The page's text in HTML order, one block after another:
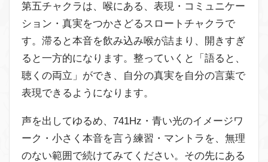
第五チャクラは、喉にある、表現・コミュニケー
ション・真実をつかさどるスロートチャクラで
す。滞ると本音を飲み込み喉が詰まり、開きすぎ
ると一方的になります。整っていくと「語ると、
聴くの両立」ができ、自分の真実を自分の言葉で
表現できるようになります。
声を出してゆるめ、741Hz・青い光のイメージワ
ーク・小さく本音を言う練習・マントラを、無理
のない範囲で続けてみてください。その先にある